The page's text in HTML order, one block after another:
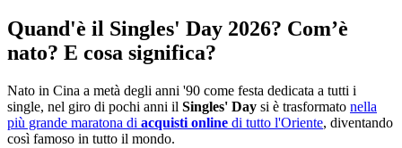
Quand'è il Singles' Day 2026? Com’è
nato? E cosa significa?
Nato in Cina a metà degli anni '90 come festa dedicata a tutti i
single, nel giro di pochi anni il Singles' Day si è trasformato nella
più grande maratona di acquisti online di tutto l'Oriente, diventando
così famoso in tutto il mondo.